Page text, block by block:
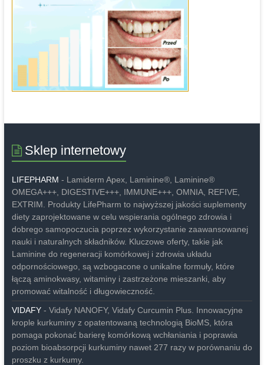
Sklep internetowy
LIFEPHARM - Lamiderm Apex, Laminine®, Laminine®
OMEGA+++, DIGESTIVE+++, IMMUNE+++, OMNIA, REFIVE,
EXTRIM. Produkty LifePharm to najwyższej jakości suplementy
diety zaprojektowane w celu wspierania ogólnego zdrowia i
dobrego samopoczucia poprzez wykorzystanie zaawansowanej
nauki i naturalnych składników. Kluczowe oferty, takie jak
Laminine do regeneracji komórkowej i zdrowia układu
odpornościowego, są wzbogacone o unikalne formuły, które
łączą aminokwasy, witaminy i zastrzeżone mieszanki, aby
promować witalność i długowieczność.
VIDAFY- Vidafy NANOFY, Vidafy Curcumin Plus. Innowacyjne
krople kurkuminy z opatentowaną technologią BioMS, która
pomaga pokonać barierę komórkową wchłaniania i poprawia
poziom bioabsorpcji kurkuminy nawet 277 razy w porównaniu do
proszku z kurkumy.